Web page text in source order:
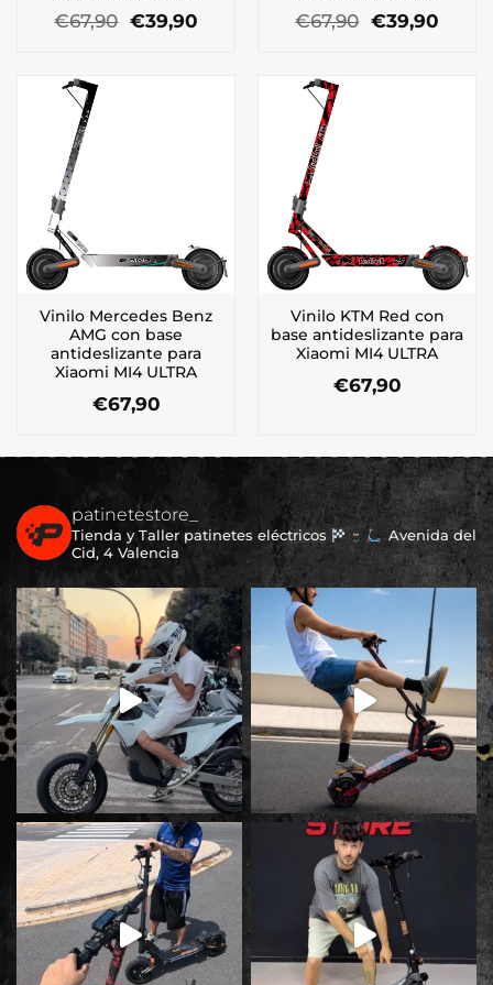
€67,90 El
€39,90El
€67,90 El
€39,90El
Vinilo Mercedes Benz
AMG con base
antideslizante para
Xiaomi MI4 ULTRA
€67,90
Vinilo KTM Red con
base antideslizante para
Xiaomi MI4 ULTRA
€67,90
patinetestore_
Tienda y Taller patinetes eléctricos
Avenida del
Cid, 4 Valencia